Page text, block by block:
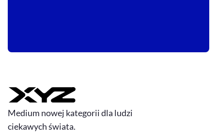
Medium nowej kategorii dla ludzi
ciekawych świata.